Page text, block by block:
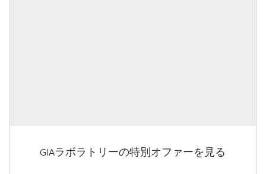
GIAラボラトリーの特別オファーを見る